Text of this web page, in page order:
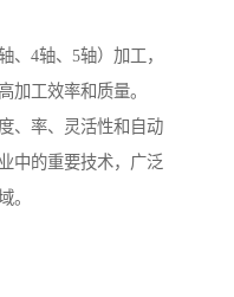
、4轴、5轴）加工，
加工效率和质量。
、率、灵活性和自动
中的重要技术，广泛
。